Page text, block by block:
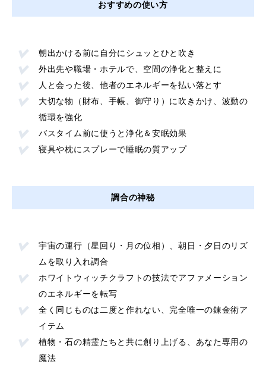
おすすめの使い方
朝出かける前に自分にシュッとひと吹き
外出先や職場・ホテルで、空間の浄化と整えに
人と会った後、他者のエネルギーを払い落とす
大切な物（財布、手帳、御守り）に吹きかけ、波動の
循環を強化
バスタイム前に使うと浄化＆安眠効果
寝具や枕にスプレーで睡眠の質アップ
調合の神秘
宇宙の運行（星回り・月の位相）、朝日・夕日のリズ
ムを取り入れ調合
ホワイトウィッチクラフトの技法でアファメーション
のエネルギーを転写
全く同じものは二度と作れない、完全唯一の錬金術ア
イテム
植物・石の精霊たちと共に創り上げる、あなた専用の
魔法